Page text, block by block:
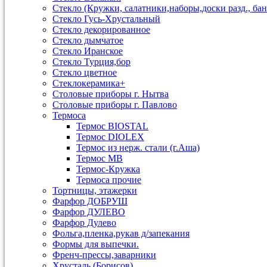
Стекло (Кружки, салатники,наборы,доски разд.,
Стекло Гусь-Хрустальный
Стекло декорированное
Стекло дымчатое
Стекло Иранское
Стекло Турция,бор
Стекло цветное
Стеклокерамика+
Столовые приборы г. Нытва
Столовые приборы г. Павлово
Термоса
Термос BIOSTAL
Термос DIOLEX
Термос из нерж. стали (г.Аша)
Термос МВ
Термос-Кружка
Термоса прочие
Тортницы, этажерки
Фарфор ДОБРУШ
Фарфор ДУЛЕВО
Фарфор Дулево
Фольга,пленка,рукав д/запекания
Формы для выпечки.
Френч-прессы,заварники